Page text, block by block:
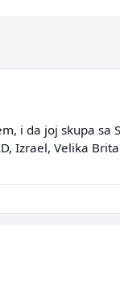
i da joj skupa sa
Izrael, Velika